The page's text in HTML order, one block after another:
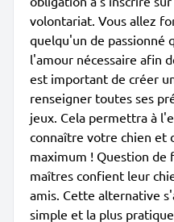
volontariat. Vous allez
quelqu'un de passionné
l'amour nécessaire afin
est important de créer
renseigner toutes ses
jeux. Cela permettra à
connaître votre chien et
maximum ! Question de
maîtres confient leur
amis. Cette alternative
simple et la plus